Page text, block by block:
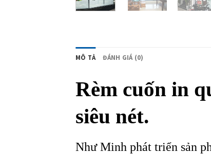
MÔ TẢ ĐÁNH GIÁ (0)
Rèm cuốn in
siêu nét.
Như Minh phát triển sản